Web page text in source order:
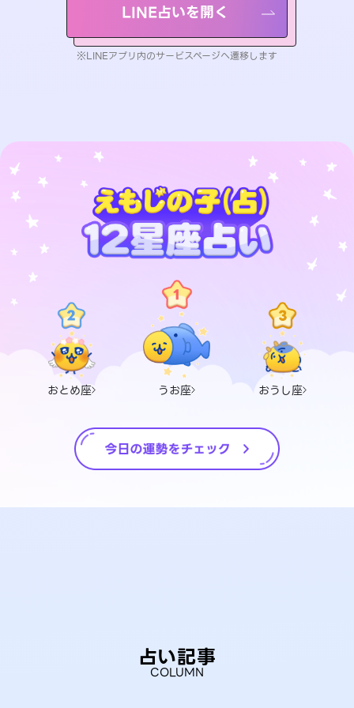
LINE占いを開く
※LINEアプリ内のサービスページへ遷移します
おとめ座 うお座 おうし座
占い記事
COLUMN